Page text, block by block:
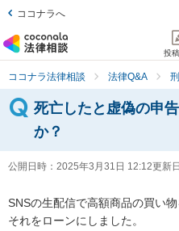
ココナラへ
投
ココナラ法律相談 法律Q&A
死亡したと虚偽の申
か？
公開日時： 2025年3月31日 12:12更新
SNSの生配信で高額商品の買い物
それをローンにしました。